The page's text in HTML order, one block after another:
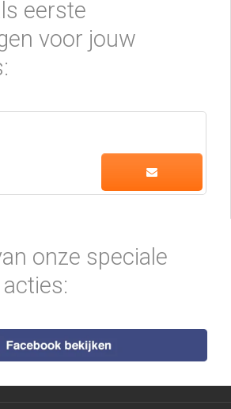
eerste
voor jouw
onze speciale